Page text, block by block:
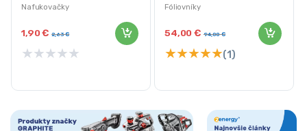
Nafukovačky
1,90€ 2,63€
★★★★★
Fóliovníky
54,00€ 94,00€
★★★★★(1)